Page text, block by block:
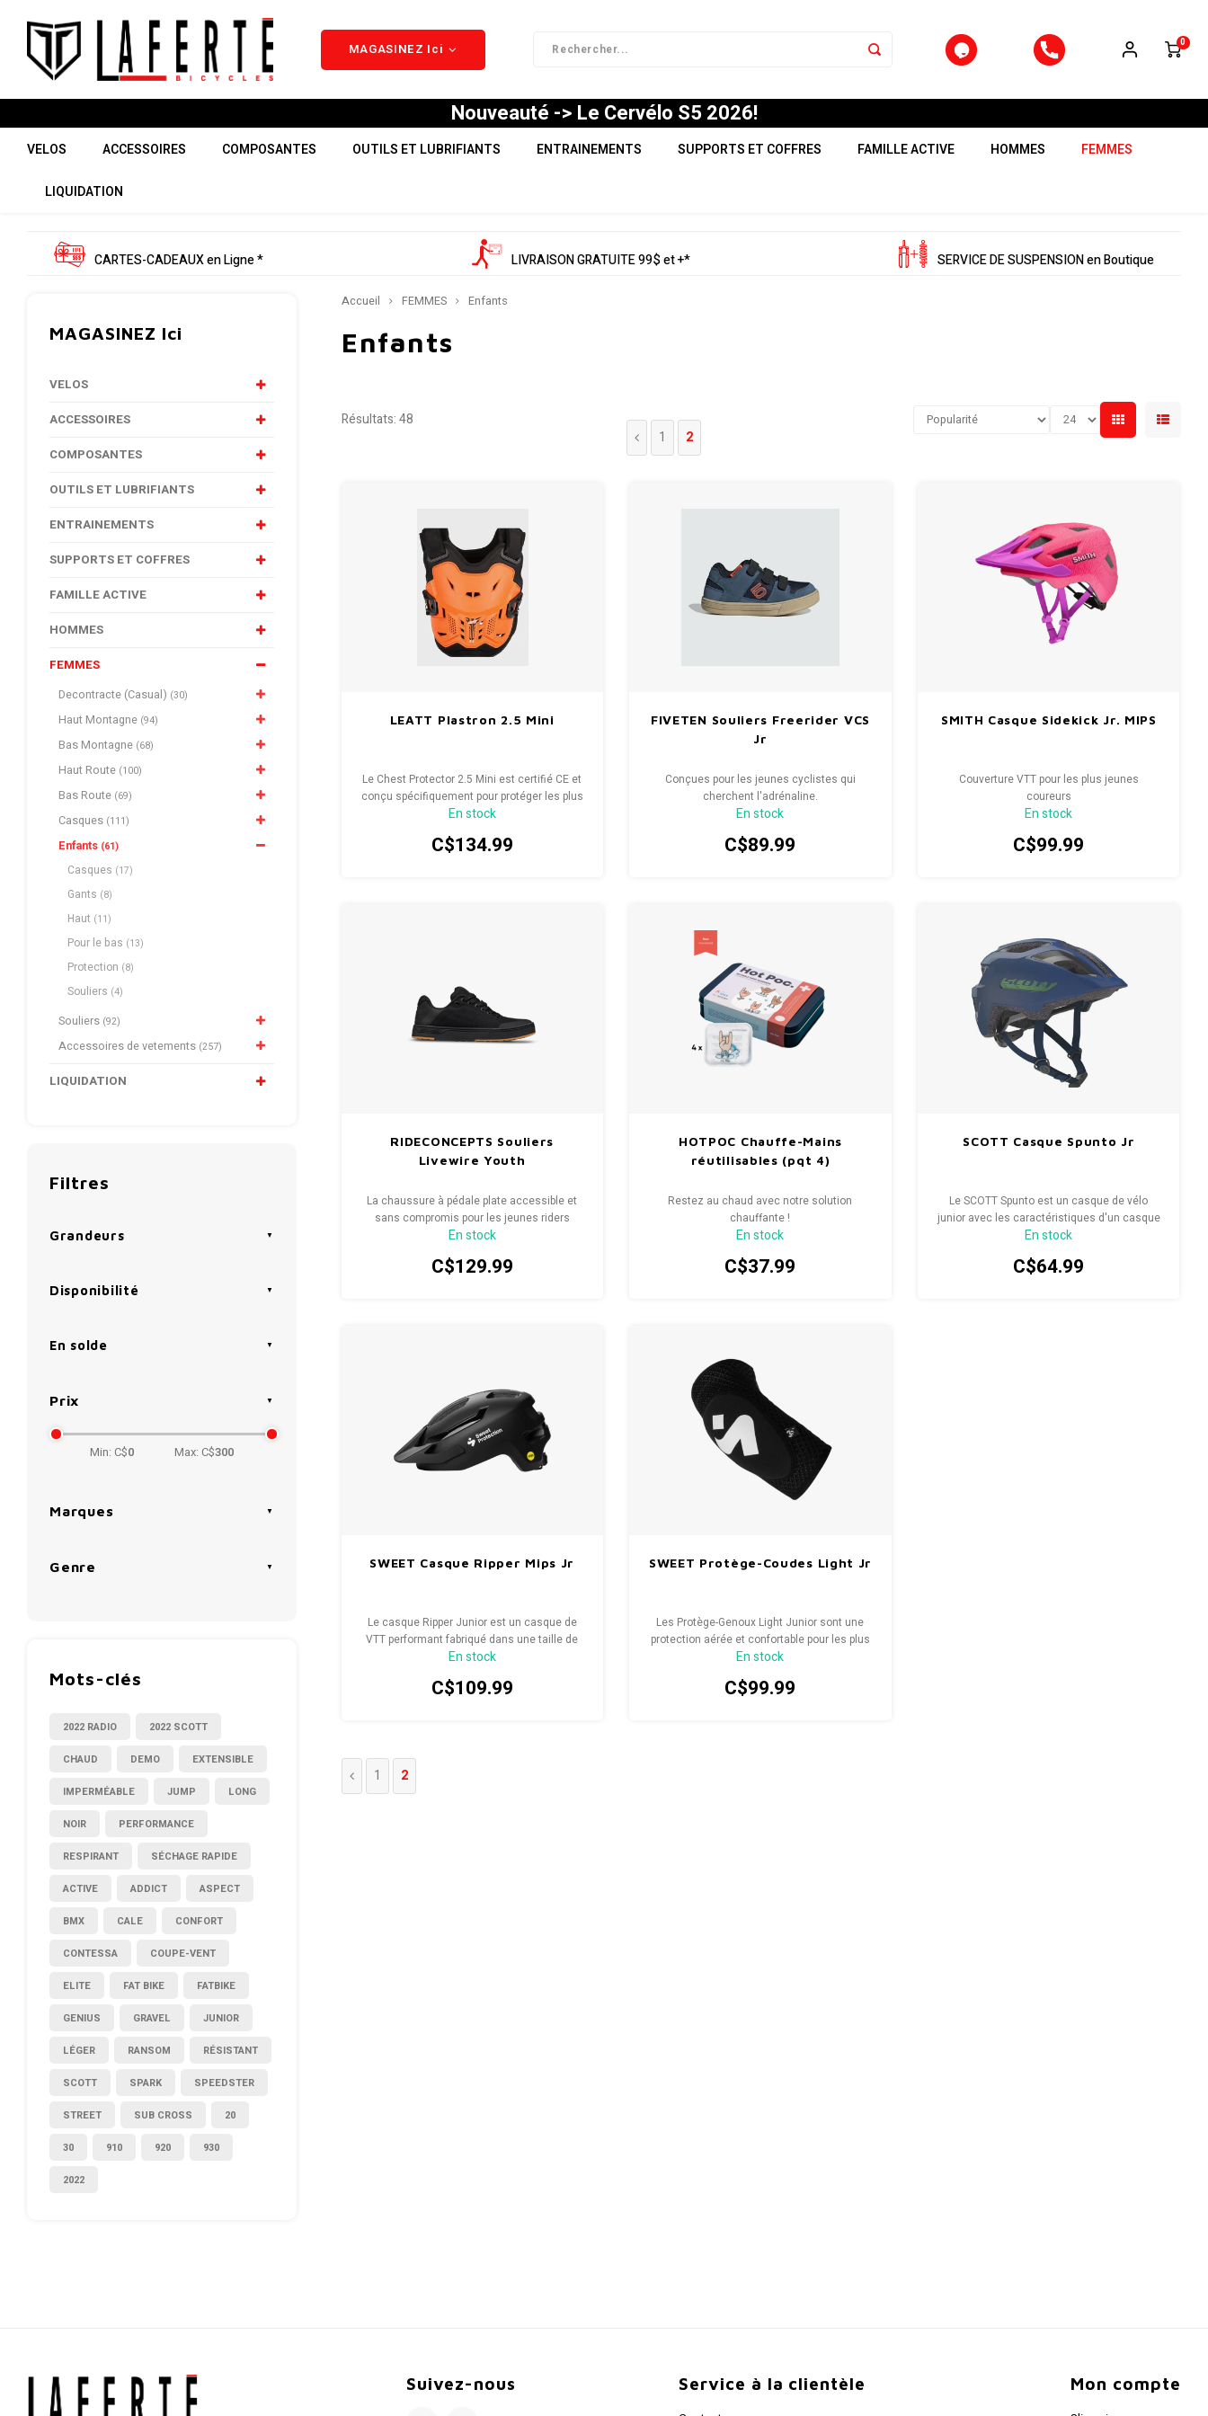
MAGASINEZ Ici 0
Nouveauté -> Le Cervélo S5 2026!
VELOS ACCESSOIRES COMPOSANTES OUTILS ET LUBRIFIANTS ENTRAINEMENTS SUPPORTS ET COFFRES FAMILLE ACTIVE HOMMES FEMMES
LIQUIDATION
CARTES-CADEAUX en Ligne * LIVRAISON GRATUITE 99$ et +* SERVICE DE SUSPENSION en Boutique
MAGASINEZ Ici
VELOS
ACCESSOIRES
COMPOSANTES
OUTILS ET LUBRIFIANTS
ENTRAINEMENTS
SUPPORTS ET COFFRES
FAMILLE ACTIVE
HOMMES
FEMMES
Decontracte (Casual) (30)
Haut Montagne (94)
Bas Montagne (68)
Haut Route (100)
Bas Route (69)
Casques (111)
Enfants (61)
Casques (17)
Gants (8)
Haut (11)
Pour le bas (13)
Protection (8)
Souliers (4)
Souliers (92)
Accessoires de vetements (257)
LIQUIDATION
Filtres
Grandeurs
Disponibilité
En solde
Prix
Min: C$0 Max: C$300
Marques
Genre
Mots-clés
2022 RADIO 2022 SCOTT
CHAUD DEMO EXTENSIBLE
IMPERMÉABLE JUMP LONG
NOIR PERFORMANCE
RESPIRANT SÉCHAGE RAPIDE
ACTIVE ADDICT ASPECT
BMX CALE CONFORT
CONTESSA COUPE-VENT
ELITE FAT BIKE FATBIKE
GENIUS GRAVEL JUNIOR
LÉGER RANSOM RÉSISTANT
SCOTT SPARK SPEEDSTER
STREET SUB CROSS 20
30 910 920 930
2022
Accueil FEMMES Enfants
Enfants
Résultats: 48
1
2
LEATT Plastron 2.5 Mini
Le Chest Protector 2.5 Mini est certifié CE et
conçu spécifiquement pour protéger les plus
jeunes cyclistes et est équipé d'une boucle
réglables pour assurer un ajustement sûr.
En stock
C$134.99
FIVETEN Souliers Freerider VCS
Jr
Conçues pour les jeunes cyclistes qui
cherchent l'adrénaline.
En stock
C$89.99
SMITH Casque Sidekick Jr. MIPS
Couverture VTT pour les plus jeunes
coureurs
En stock
C$99.99
RIDECONCEPTS Souliers
Livewire Youth
La chaussure à pédale plate accessible et
sans compromis pour les jeunes riders
En stock
C$129.99
HOTPOC Chauffe-Mains
réutilisables (pqt 4)
Restez au chaud avec notre solution
chauffante !
En stock
C$37.99
SCOTT Casque Spunto Jr
Le SCOTT Spunto est un casque de vélo
junior avec les caractéristiques d'un casque
adulte.
En stock
C$64.99
SWEET Casque Ripper Mips Jr
Le casque Ripper Junior est un casque de
VTT performant fabriqué dans une taille de
coque spécifique aux jeunes, spécialement
élastiques avec un volume relativement plus
En stock
C$109.99
SWEET Protège-Coudes Light Jr
Les Protège-Genoux Light Junior sont une
protection aérée et confortable pour les plus
jeunes. Conçu pour être utilisé toute la
chocs et des rayures.
En stock
C$99.99
1 2
Suivez-nous Service à la clientèle Mon compte